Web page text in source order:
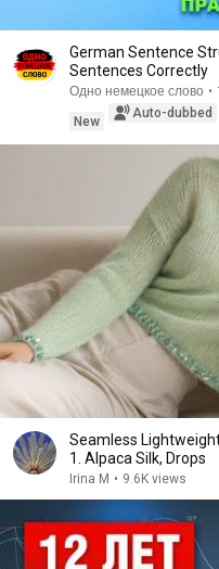
German Sentence
Sentences Correctly
Одно немецкое слово •
New
Auto-dubbed
Seamless
1. Alpaca Silk, Drops
Irina M • 9.6K views